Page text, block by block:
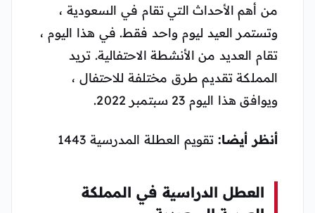
من أهم الأحداث التي تقام في السعودية ،
وتستمر العيد ليوم واحد فقط. في هذا اليوم ،
تقام العديد من الأنشطة الاحتفالية. تريد
المملكة تقديم طرق مختلفة للاحتفال ،
ويوافق هذا اليوم 23 سبتمبر 2022.
أنظر أيضا: تقويم العطلة المدرسية 1443
العطل الدراسية في المملكة